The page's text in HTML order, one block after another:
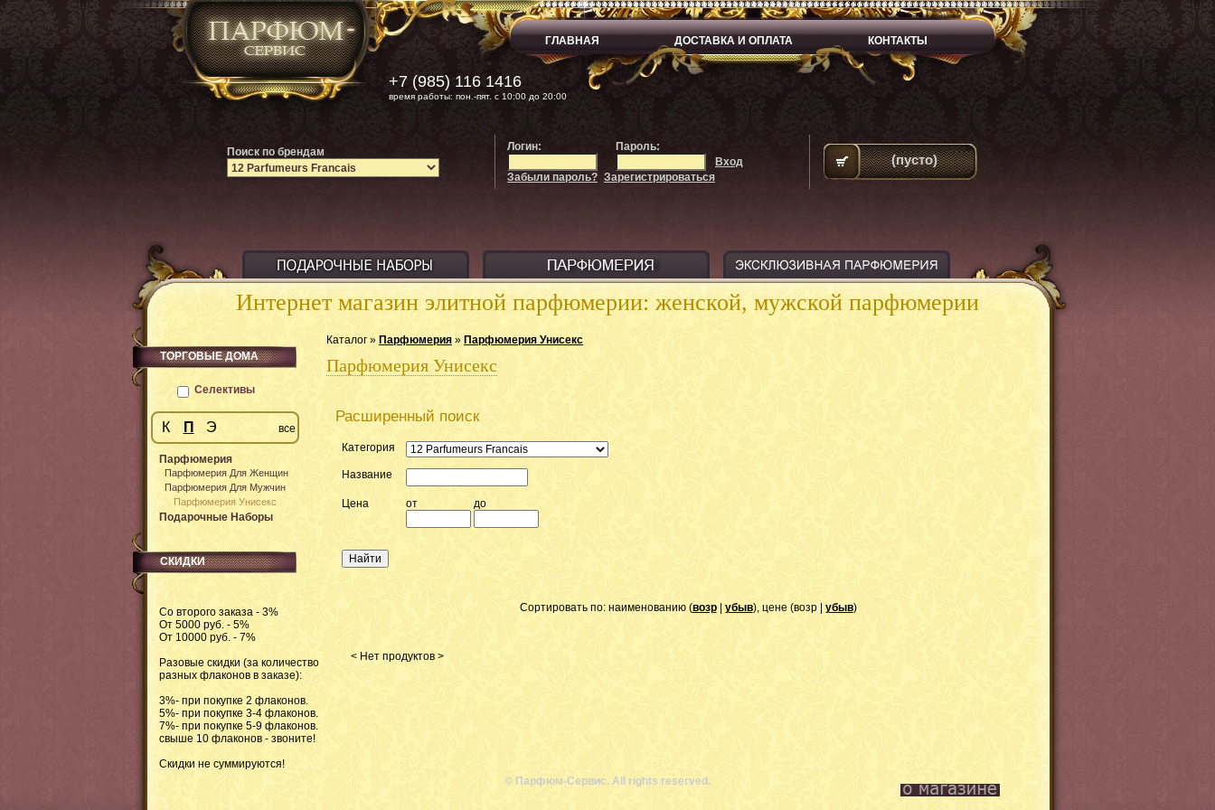
Интернет магазин элитной парфюмерии: женской, мужской парфюмерии
Каталог » Парфюмерия » Парфюмерия Унисекс
Парфюмерия Унисекс
Расширенный поиск
Категория
Название
Цена от до
Сортировать по: наименованию (возр| убыв), цене (возр | убыв)
< Нет продуктов >
ТОРГОВЫЕ ДОМА
Селективы
К П Э все
Парфюмерия
Парфюмерия Для Женщин
Парфюмерия Для Мужчин
Парфюмерия Унисекс
Подарочные Наборы
СКИДКИ
Со второго заказа - 3%
От 5000 руб. - 5%
От 10000 руб. - 7%
Разовые скидки (за количество
разных флаконов в заказе):
3%- при покупке 2 флаконов.
5%- при покупке 3-4 флаконов.
7%- при покупке 5-9 флаконов.
свыше 10 флаконов - звоните!
Скидки не суммируются!
© Парфюм-Сервис. All rights reserved.
ГЛАВНАЯ ДОСТАВКА И ОПЛАТА КОНТАКТЫ
+7 (985) 116 1416
время работы: пон.-пят. с 10:00 до 20:00
Поиск по брендам Логин:
Пароль:
Вход
Забыли пароль? Зарегистрироваться
(пусто)